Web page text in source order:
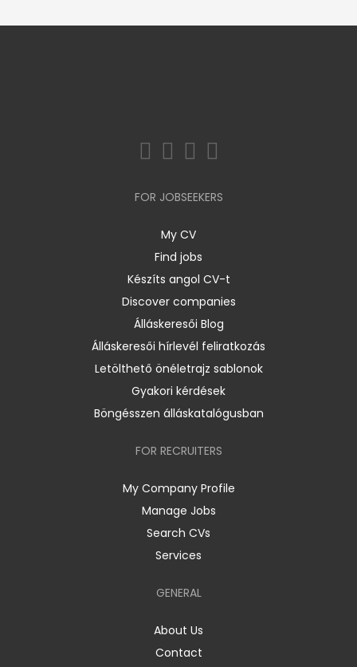
FOR JOBSEEKERS
My CV
Find jobs
Készíts angol CV-t
Discover companies
Álláskeresői Blog
Álláskeresői hírlevél feliratkozás
Letölthető önéletrajz sablonok
Gyakori kérdések
Böngésszen álláskatalógusban
FOR RECRUITERS
My Company Profile
Manage Jobs
Search CVs
Services
GENERAL
About Us
Contact